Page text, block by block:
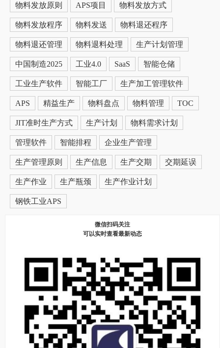
物料发放原则 APS项目 物料发放方式
物料发放程序 物料发送 物料退还程序
物料退还管理 物料退料处理 生产计划管理
中国制造2025 工业4.0 SaaS 智能仓储
工业生产软件 智能工厂 生产加工管理软件
APS 精益生产 物料盘点 物料管理 TOC
JIT准时生产方式 生产计划 物料需求计划
管理软件 智能排程 企业生产管理
生产管理原则 生产信息 生产交期 交期延误
生产作业 生产瓶颈 生产作业计划
钢铁工业APS
微信扫码关注
可以实时查看最新动态